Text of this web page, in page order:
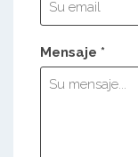
Mensaje *